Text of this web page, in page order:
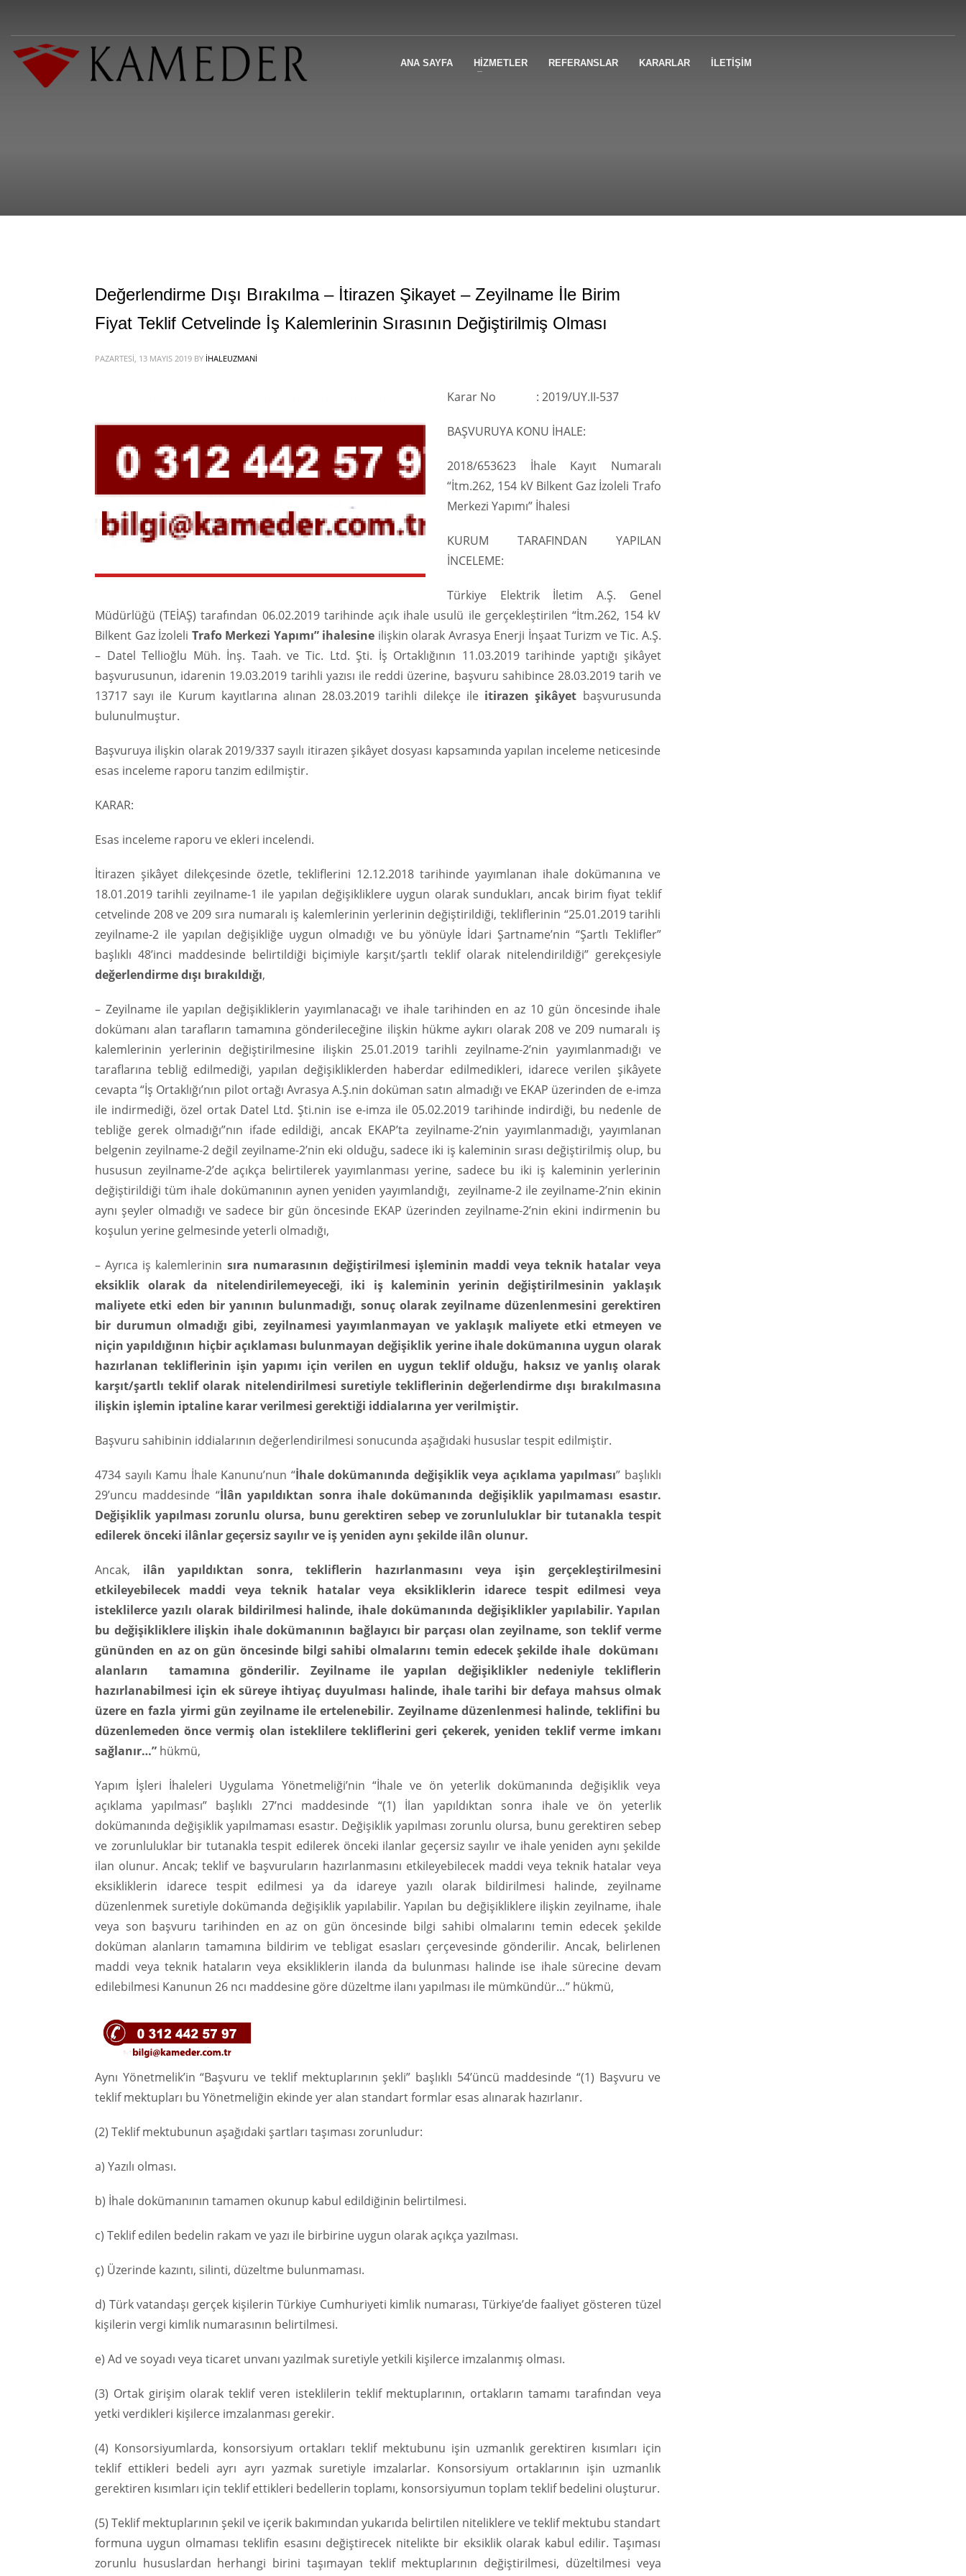
ANA SAYFA HİZMETLER REFERANSLAR KARARLAR İLETİŞİM
Değerlendirme Dışı Bırakılma – İtirazen Şikayet – Zeyilname İle Birim
Fiyat Teklif Cetvelinde İş Kalemlerinin Sırasının Değiştirilmiş Olması
PAZARTESI, 13 MAYIS 2019 BY IHALEUZMANI
Karar No : 2019/UY.II-537
BAŞVURUYA KONU İHALE:
2018/653623 İhale Kayıt Numaralı
“İtm.262, 154 kV Bilkent Gaz İzoleli Trafo
Merkezi Yapımı” İhalesi
KURUM TARAFINDAN YAPILAN
İNCELEME:
Türkiye Elektrik İletim A.Ş. Genel
Müdürlüğü (TEİAŞ) tarafından 06.02.2019 tarihinde açık ihale usulü ile gerçekleştirilen “İtm.262, 154 kV
Bilkent Gaz İzoleli Trafo Merkezi Yapımı” ihalesine ilişkin olarak Avrasya Enerji İnşaat Turizm ve Tic. A.Ş.
– Datel Tellioğlu Müh. İnş. Taah. ve Tic. Ltd. Şti. İş Ortaklığının 11.03.2019 tarihinde yaptığı şikâyet
başvurusunun, idarenin 19.03.2019 tarihli yazısı ile reddi üzerine, başvuru sahibince 28.03.2019 tarih ve
13717 sayı ile Kurum kayıtlarına alınan 28.03.2019 tarihli dilekçe ile itirazen şikâyet başvurusunda
bulunulmuştur.
Başvuruya ilişkin olarak 2019/337 sayılı itirazen şikâyet dosyası kapsamında yapılan inceleme neticesinde
esas inceleme raporu tanzim edilmiştir.
KARAR:
Esas inceleme raporu ve ekleri incelendi.
İtirazen şikâyet dilekçesinde özetle, tekliflerini 12.12.2018 tarihinde yayımlanan ihale dokümanına ve
18.01.2019 tarihli zeyilname-1 ile yapılan değişikliklere uygun olarak sundukları, ancak birim fiyat teklif
cetvelinde 208 ve 209 sıra numaralı iş kalemlerinin yerlerinin değiştirildiği, tekliflerinin “25.01.2019 tarihli
zeyilname-2 ile yapılan değişikliğe uygun olmadığı ve bu yönüyle İdari Şartname’nin “Şartlı Teklifler”
başlıklı 48’inci maddesinde belirtildiği biçimiyle karşıt/şartlı teklif olarak nitelendirildiği” gerekçesiyle
değerlendirme dışı bırakıldığı,
– Zeyilname ile yapılan değişikliklerin yayımlanacağı ve ihale tarihinden en az 10 gün öncesinde ihale
dokümanı alan tarafların tamamına gönderileceğine ilişkin hükme aykırı olarak 208 ve 209 numaralı iş
kalemlerinin yerlerinin değiştirilmesine ilişkin 25.01.2019 tarihli zeyilname-2’nin yayımlanmadığı ve
taraflarına tebliğ edilmediği, yapılan değişikliklerden haberdar edilmedikleri, idarece verilen şikâyete
cevapta “İş Ortaklığı’nın pilot ortağı Avrasya A.Ş.nin doküman satın almadığı ve EKAP üzerinden de e-imza
ile indirmediği, özel ortak Datel Ltd. Şti.nin ise e-imza ile 05.02.2019 tarihinde indirdiği, bu nedenle de
tebliğe gerek olmadığı”nın ifade edildiği, ancak EKAP’ta zeyilname-2’nin yayımlanmadığı, yayımlanan
belgenin zeyilname-2 değil zeyilname-2’nin eki olduğu, sadece iki iş kaleminin sırası değiştirilmiş olup, bu
hususun zeyilname-2’de açıkça belirtilerek yayımlanması yerine, sadece bu iki iş kaleminin yerlerinin
değiştirildiği tüm ihale dokümanının aynen yeniden yayımlandığı, zeyilname-2 ile zeyilname-2’nin ekinin
aynı şeyler olmadığı ve sadece bir gün öncesinde EKAP üzerinden zeyilname-2’nin ekini indirmenin bu
koşulun yerine gelmesinde yeterli olmadığı,
– Ayrıca iş kalemlerinin sıra numarasının değiştirilmesi işleminin maddi veya teknik hatalar veya
eksiklik olarak da nitelendirilemeyeceği, iki iş kaleminin yerinin değiştirilmesinin yaklaşık
maliyete etki eden bir yanının bulunmadığı, sonuç olarak zeyilname düzenlenmesini gerektiren
bir durumun olmadığı gibi, zeyilnamesi yayımlanmayan ve yaklaşık maliyete etki etmeyen ve
niçin yapıldığının hiçbir açıklaması bulunmayan değişiklik yerine ihale dokümanına uygun olarak
hazırlanan tekliflerinin işin yapımı için verilen en uygun teklif olduğu, haksız ve yanlış olarak
karşıt/şartlı teklif olarak nitelendirilmesi suretiyle tekliflerinin değerlendirme dışı bırakılmasına
ilişkin işlemin iptaline karar verilmesi gerektiği iddialarına yer verilmiştir.
Başvuru sahibinin iddialarının değerlendirilmesi sonucunda aşağıdaki hususlar tespit edilmiştir.
4734 sayılı Kamu İhale Kanunu’nun “İhale dokümanında değişiklik veya açıklama yapılması” başlıklı
29’uncu maddesinde “İlân yapıldıktan sonra ihale dokümanında değişiklik yapılmaması esastır.
Değişiklik yapılması zorunlu olursa, bunu gerektiren sebep ve zorunluluklar bir tutanakla tespit
edilerek önceki ilânlar geçersiz sayılır ve iş yeniden aynı şekilde ilân olunur.
Ancak, ilân yapıldıktan sonra, tekliflerin hazırlanmasını veya işin gerçekleştirilmesini
etkileyebilecek maddi veya teknik hatalar veya eksikliklerin idarece tespit edilmesi veya
isteklilerce yazılı olarak bildirilmesi halinde, ihale dokümanında değişiklikler yapılabilir. Yapılan
bu değişikliklere ilişkin ihale dokümanının bağlayıcı bir parçası olan zeyilname, son teklif verme
gününden en az on gün öncesinde bilgi sahibi olmalarını temin edecek şekilde ihale dokümanı
alanların tamamına gönderilir. Zeyilname ile yapılan değişiklikler nedeniyle tekliflerin
hazırlanabilmesi için ek süreye ihtiyaç duyulması halinde, ihale tarihi bir defaya mahsus olmak
üzere en fazla yirmi gün zeyilname ile ertelenebilir. Zeyilname düzenlenmesi halinde, teklifini bu
düzenlemeden önce vermiş olan isteklilere tekliflerini geri çekerek, yeniden teklif verme imkanı
sağlanır…” hükmü,
Yapım İşleri İhaleleri Uygulama Yönetmeliği’nin “İhale ve ön yeterlik dokümanında değişiklik veya
açıklama yapılması” başlıklı 27’nci maddesinde “(1) İlan yapıldıktan sonra ihale ve ön yeterlik
dokümanında değişiklik yapılmaması esastır. Değişiklik yapılması zorunlu olursa, bunu gerektiren sebep
ve zorunluluklar bir tutanakla tespit edilerek önceki ilanlar geçersiz sayılır ve ihale yeniden aynı şekilde
ilan olunur. Ancak; teklif ve başvuruların hazırlanmasını etkileyebilecek maddi veya teknik hatalar veya
eksikliklerin idarece tespit edilmesi ya da idareye yazılı olarak bildirilmesi halinde, zeyilname
düzenlenmek suretiyle dokümanda değişiklik yapılabilir. Yapılan bu değişikliklere ilişkin zeyilname, ihale
veya son başvuru tarihinden en az on gün öncesinde bilgi sahibi olmalarını temin edecek şekilde
doküman alanların tamamına bildirim ve tebligat esasları çerçevesinde gönderilir. Ancak, belirlenen
maddi veya teknik hataların veya eksikliklerin ilanda da bulunması halinde ise ihale sürecine devam
edilebilmesi Kanunun 26 ncı maddesine göre düzeltme ilanı yapılması ile mümkündür…” hükmü,
Aynı Yönetmelik’in “Başvuru ve teklif mektuplarının şekli” başlıklı 54’üncü maddesinde “(1) Başvuru ve
teklif mektupları bu Yönetmeliğin ekinde yer alan standart formlar esas alınarak hazırlanır.
(2) Teklif mektubunun aşağıdaki şartları taşıması zorunludur:
a) Yazılı olması.
b) İhale dokümanının tamamen okunup kabul edildiğinin belirtilmesi.
c) Teklif edilen bedelin rakam ve yazı ile birbirine uygun olarak açıkça yazılması.
ç) Üzerinde kazıntı, silinti, düzeltme bulunmaması.
d) Türk vatandaşı gerçek kişilerin Türkiye Cumhuriyeti kimlik numarası, Türkiye’de faaliyet gösteren tüzel
kişilerin vergi kimlik numarasının belirtilmesi.
e) Ad ve soyadı veya ticaret unvanı yazılmak suretiyle yetkili kişilerce imzalanmış olması.
(3) Ortak girişim olarak teklif veren isteklilerin teklif mektuplarının, ortakların tamamı tarafından veya
yetki verdikleri kişilerce imzalanması gerekir.
(4) Konsorsiyumlarda, konsorsiyum ortakları teklif mektubunu işin uzmanlık gerektiren kısımları için
teklif ettikleri bedeli ayrı ayrı yazmak suretiyle imzalarlar. Konsorsiyum ortaklarının işin uzmanlık
gerektiren kısımları için teklif ettikleri bedellerin toplamı, konsorsiyumun toplam teklif bedelini oluşturur.
(5) Teklif mektuplarının şekil ve içerik bakımından yukarıda belirtilen niteliklere ve teklif mektubu standart
formuna uygun olmaması teklifin esasını değiştirecek nitelikte bir eksiklik olarak kabul edilir. Taşıması
zorunlu hususlardan herhangi birini taşımayan teklif mektuplarının değiştirilmesi, düzeltilmesi veya